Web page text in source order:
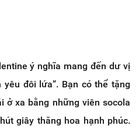
ý nghĩa mang đến dư vị
yêu đôi lứa”. Bạn có thể tặng
ở xa bằng những viên socola
giây thăng hoa hạnh phúc.